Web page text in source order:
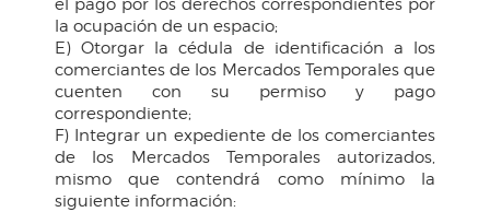
la ocupación de un espacio;
E) Otorgar la cédula de identificación a los
comerciantes de los Mercados Temporales que
cuenten con su permiso y pago
correspondiente;
F) Integrar un expediente de los comerciantes
de los Mercados Temporales autorizados,
mismo que contendrá como mínimo la
siguiente información: